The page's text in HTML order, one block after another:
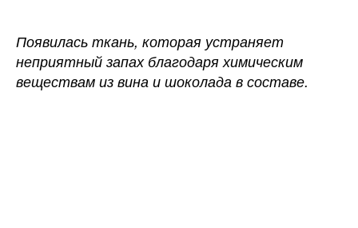
шоколада
вина
ткань,
Появилась ткань, которая устраняет
неприятный запах благодаря химическим
веществам из вина и шоколада в составе.